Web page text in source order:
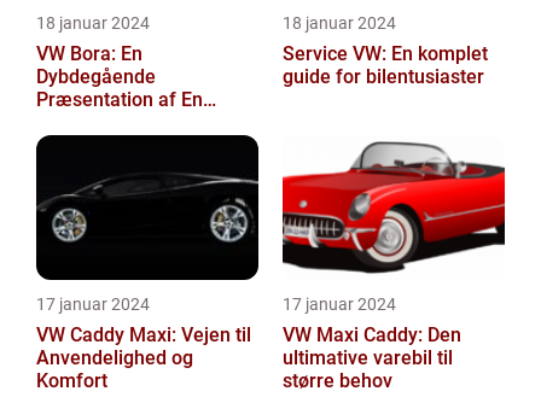
18 januar 2024
VW Bora: En
Dybdegående
Præsentation af En
18 januar 2024
Service VW: En komplet
guide for bilentusiaster
17 januar 2024
VW Caddy Maxi: Vejen til
Anvendelighed og
Komfort
17 januar 2024
VW Maxi Caddy: Den
ultimative varebil til
større behov